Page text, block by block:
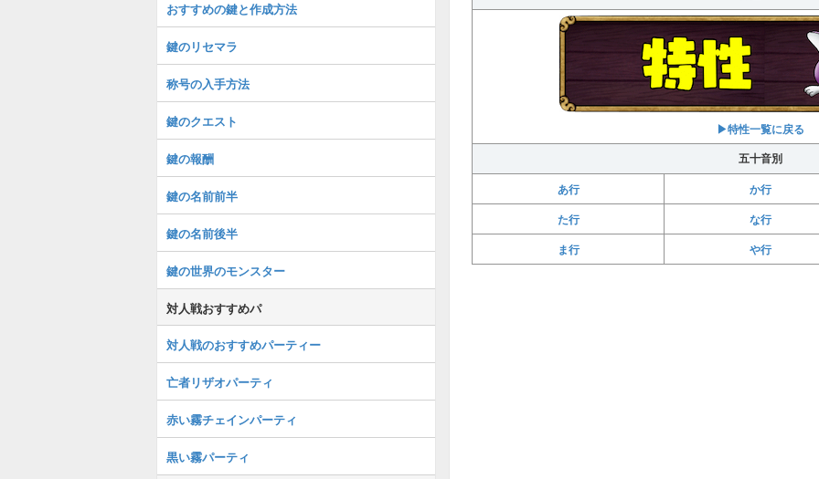
▶特性一覧に戻る
五十音別
あ行
か行
た行
な行
ま行
や行
おすすめの鍵と作成方法
鍵のリセマラ
称号の入手方法
鍵のクエスト
鍵の報酬
鍵の名前前半
鍵の名前後半
鍵の世界のモンスター
対人戦おすすめパ
対人戦のおすすめパーティー
亡者リザオパーティ
赤い霧チェインパーティ
黒い霧パーティ